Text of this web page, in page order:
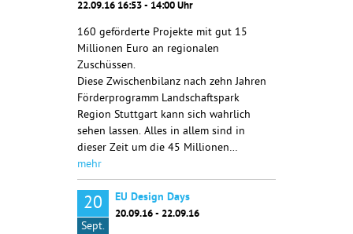
22.09.16 16:53 - 14:00 Uhr
160 geförderte Projekte mit gut 15
Millionen Euro an regionalen
Zuschüssen.
Diese Zwischenbilanz nach zehn Jahren
Förderprogramm Landschaftspark
Region Stuttgart kann sich wahrlich
sehen lassen. Alles in allem sind in
dieser Zeit um die 45 Millionen…
mehr
20
Sept.
EU Design Days
20.09.16 - 22.09.16